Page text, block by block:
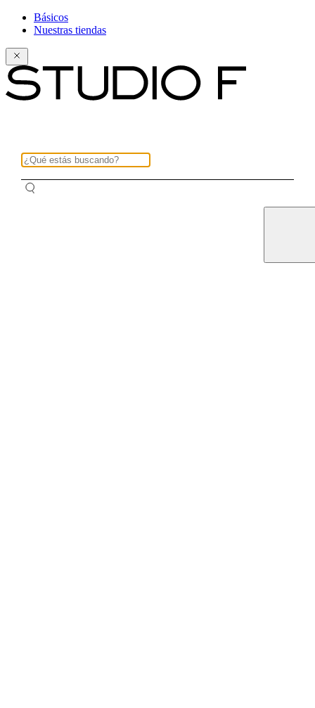
Básicos
Nuestras tiendas
¿Qué estás buscando?